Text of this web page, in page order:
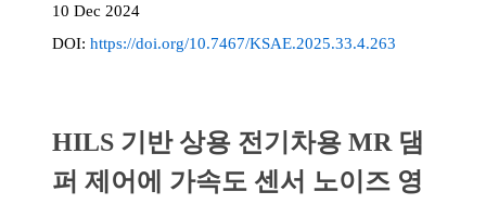
10 Dec 2024
DOI: https://doi.org/10.7467/KSAE.2025.33.4.263
HILS 기반 상용 전기차용 MR 댐
퍼 제어에 가속도 센서 노이즈 영